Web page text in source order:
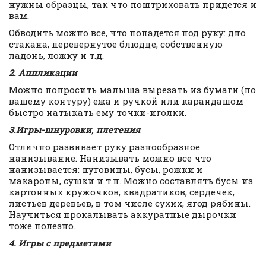
нужны образцы, так что поштриховать придется и
вам.
Обводить можно все, что попадется под руку: дно
стакана, перевернутое блюдце, собственную
ладонь, ложку и т.д.
2. Аппликации
Можно попросить малыша вырезать из бумаги (по
вашему контуру) ежа и ручкой или карандашом
быстро натыкать ему точки-иголки.
3.Игры-шнуровки, плетения
Отлично развивает руку разнообразное
нанизывание. Нанизывать можно все что
нанизывается: пуговицы, бусы, рожки и
макароны, сушки и т.п. Можно составлять бусы из
картонных кружочков, квадратиков, сердечек,
листьев деревьев, в том числе сухих, ягод рябины.
Научиться прокалывать аккуратные дырочки
тоже полезно.
4. Игры с предметами